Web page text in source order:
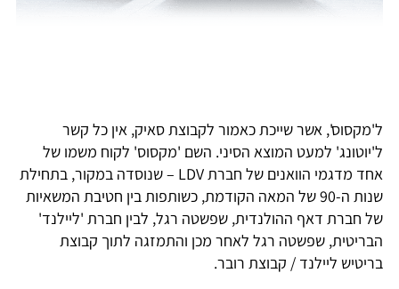
ל'מקסוס', אשר שייכת כאמור לקבוצת סאיק, אין כל קשר
ל'יוטונג' למעט המוצא הסיני. השם 'מקסוס' לקוח משמו של
אחד מדגמי הוואנים של חברת LDV – שנוסדה במקור, בתחילת
שנות ה-90 של המאה הקודמת, כשותפות בין חטיבת המשאיות
של חברת דאף ההולנדית, שפשטה רגל, לבין חברת 'ליילנד'
הבריטית, שפשטה רגל לאחר מכן והתמזגה לתוך קבוצת
בריטיש ליילנד / קבוצת רובר.